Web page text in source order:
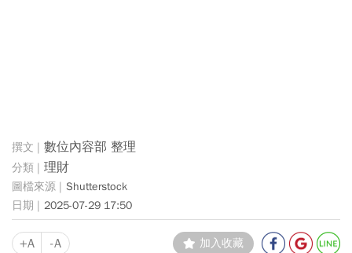
數位內容部 整理
理財
Shutterstock
2025-07-29 17:50
+A -A 加入收藏